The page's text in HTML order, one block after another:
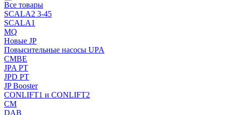
Все товары
SCALA2 3-45
SCALA1
MQ
Новые JP
Повысительные насосы UPA
CMBE
JPA PT
JPD PT
JP Booster
CONLIFT1 и CONLIFT2
CM
DAB